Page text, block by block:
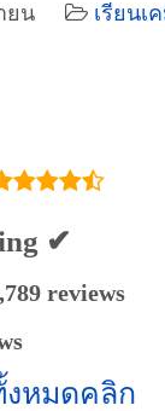
ยน
เรียนเ
✔
reviews
งหมดคลิก